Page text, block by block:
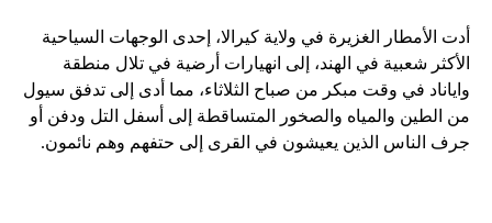
أدت الأمطار الغزيرة في ولاية كيرالا، إحدى الوجهات السياحية
الأكثر شعبية في الهند، إلى انهيارات أرضية في تلال منطقة
واياناد في وقت مبكر من صباح الثلاثاء، مما أدى إلى تدفق سيول
من الطين والمياه والصخور المتساقطة إلى أسفل التل ودفن أو
جرف الناس الذين يعيشون في القرى إلى حتفهم وهم نائمون.